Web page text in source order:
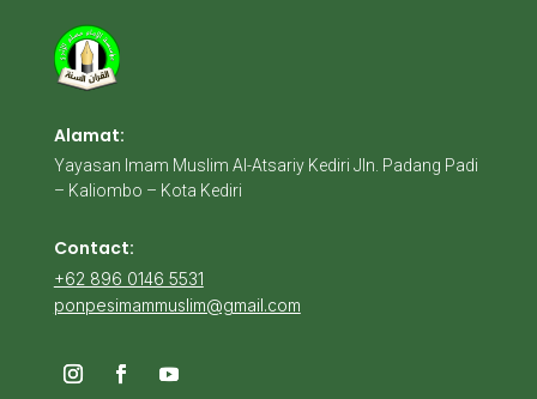
Alamat:
Yayasan Imam Muslim Al-Atsariy Kediri Jln. Padang Padi
– Kaliombo – Kota Kediri
Contact:
+62 896 0146 5531
ponpesimammuslim@gmail.com